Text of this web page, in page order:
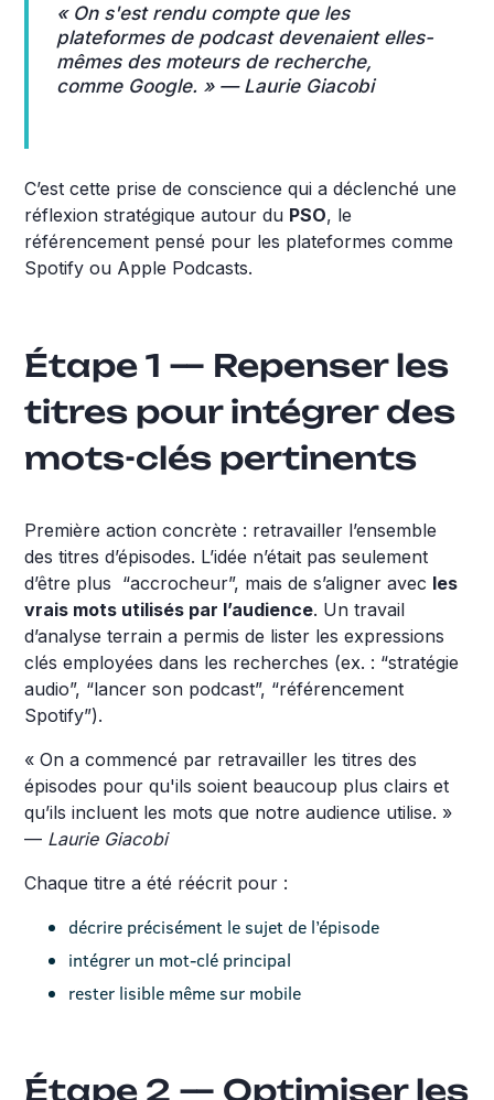
« On s'est rendu compte que les
plateformes de podcast devenaient elles-
mêmes des moteurs de recherche,
comme Google. » — Laurie Giacobi
C’est cette prise de conscience qui a déclenché une
réflexion stratégique autour du PSO, le
référencement pensé pour les plateformes comme
Spotify ou Apple Podcasts.
Étape 1 — Repenser les
titres pour intégrer des
mots-clés pertinents
Première action concrète : retravailler l’ensemble
des titres d’épisodes. L’idée n’était pas seulement
d’être plus “accrocheur”, mais de s’aligner avec les
vrais mots utilisés par l’audience. Un travail
d’analyse terrain a permis de lister les expressions
clés employées dans les recherches (ex. : “stratégie
audio”, “lancer son podcast”, “référencement
Spotify”).
« On a commencé par retravailler les titres des
épisodes pour qu'ils soient beaucoup plus clairs et
qu’ils incluent les mots que notre audience utilise. »
— Laurie Giacobi
Chaque titre a été réécrit pour :
décrire précisément le sujet de l’épisode
intégrer un mot-clé principal
rester lisible même sur mobile
Étape 2 — Optimiser les